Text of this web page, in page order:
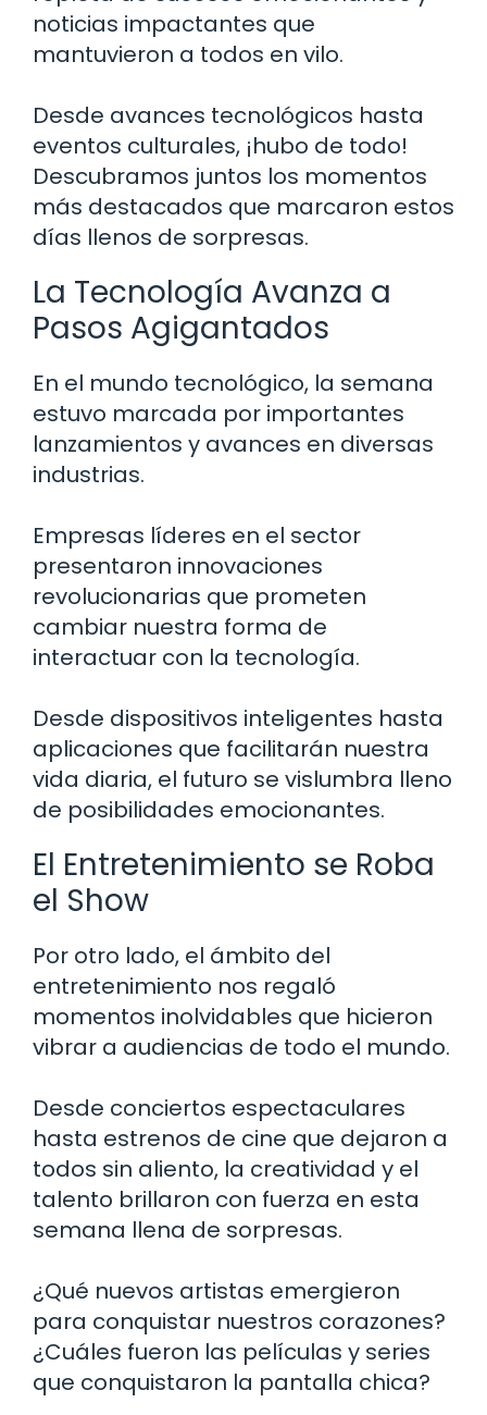
noticias impactantes que
mantuvieron a todos en vilo.
Desde avances tecnológicos hasta
eventos culturales, ¡hubo de todo!
Descubramos juntos los momentos
más destacados que marcaron estos
días llenos de sorpresas.
La Tecnología Avanza a
Pasos Agigantados
En el mundo tecnológico, la semana
estuvo marcada por importantes
lanzamientos y avances en diversas
industrias.
Empresas líderes en el sector
presentaron innovaciones
revolucionarias que prometen
cambiar nuestra forma de
interactuar con la tecnología.
Desde dispositivos inteligentes hasta
aplicaciones que facilitarán nuestra
vida diaria, el futuro se vislumbra lleno
de posibilidades emocionantes.
El Entretenimiento se Roba
el Show
Por otro lado, el ámbito del
entretenimiento nos regaló
momentos inolvidables que hicieron
vibrar a audiencias de todo el mundo.
Desde conciertos espectaculares
hasta estrenos de cine que dejaron a
todos sin aliento, la creatividad y el
talento brillaron con fuerza en esta
semana llena de sorpresas.
¿Qué nuevos artistas emergieron
para conquistar nuestros corazones?
¿Cuáles fueron las películas y series
que conquistaron la pantalla chica?